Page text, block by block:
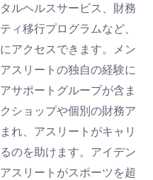
ルヘルスサービス、財務
ィ移行プログラムなど、
アクセスできます。メン
スリートの独自の経験に
サポートグループが含ま
ショップや個別の財務ア
れ、アスリートがキャリ
のを助けます。アイデン
スリートがスポーツを超